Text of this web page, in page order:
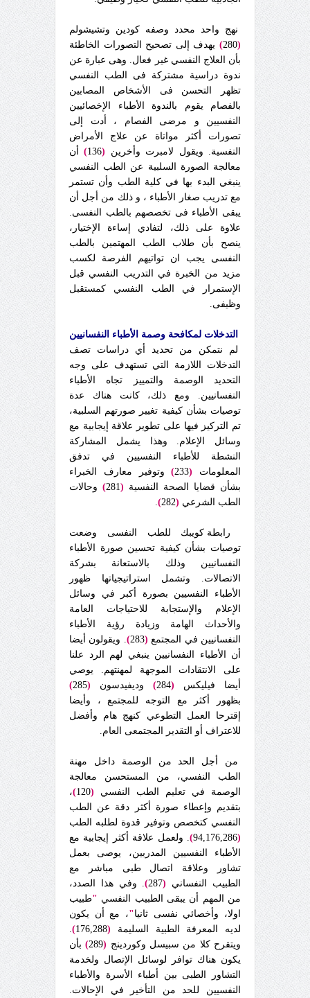
نهج واحد محدد وصفه كودين وتشيشولم
(
280
) يهدف إلى تصحيح التصورات الخاطئة
بأن العلاج النفسي غير فعال. وهى عبارة عن
ندوة دراسية مشتركة فى الطب النفسي
تظهر التحسن فى الأشخاص المصابين
بالفصام يقوم بالندوة الأطباء الإخصائيين
النفسيين و مرضى الفصام ، أدت إلى
تصورات أكثر مواتاة عن علاج الأمراض
النفسية. ويقول لامبرت وأخرين (
136
)
أن
معالجة الصورة السلبية عن الطب النفسي
ينبغي البدء بها في كلية الطب وأن تستمر
مع تدريب صغار الأطباء ، و ذلك من أجل أن
يبقى الأطباء فى تخصصهم بالطب النفسى.
علاوة على ذلك، لتفادي إساءة الإختيار،
ينصح بأن طلاب الطب المهتمين بالطب
النفسى يجب ان تواتيهم الفرصة لكسب
مزيد من الخبرة في التدريب النفسي قبل
الإستمرار في الطب النفسي كمستقبل
وظيفى.
التدخلات لمكافحة وصمة الأطباء النفسانيين
لم نتمكن من تحديد أي دراسات تصف
التدخلات اللازمة التي تستهدف على وجه
التحديد الوصمة والتمييز تجاه الأطباء
النفسانيين. ومع ذلك، كانت هناك عدة
توصيات بشأن كيفية تغيير صورتهم السلبية،
تم التركيز فيها على تطوير علاقة إيجابية مع
وسائل الإعلام. وهذا يشمل المشاركة
النشطة للأطباء النفسيين في تدفق
المعلومات (
233
)وتوفير معارف الخبراء
بشأن قضايا الصحة النفسية (
281
) وحالات
الطب الشرعي (
282
)
رابطة كويبك للطب النفسى وضعت
توصيات بشأن كيفية تحسين صورة الأطباء
النفسانيين وذلك بالاستعانة بشركة
الاتصالات. وتشمل استراتيجياتها ظهور
الأطباء النفسيين بصورة أكبر في وسائل
الإعلام والإستجابة للاحتياجات العامة
والأحداث الهامة وزيادة رؤية الأطباء
النفسانيين في المجتمع (
283
) . ويقولون أيضا
أن الأطباء النفسانيين ينبغي لهم الرد علنا
على الانتقادات الموجهة لمهنتهم. يوصي
أيضا فيليكس (
284
) وديفيدسون (
285
)
بظهور أكثر مع التوجه للمجتمع ، وأيضا
إقترحا العمل التطوعي كنهج هام وأفضل
للاعتراف أو التقدير المجتمعى العام.
من أجل الحد من الوصمة داخل مهنة
الطب النفسي، من المستحسن معالجة
الوصمة في تعليم الطب النفسي (
120
)،
بتقديم وإعطاء صورة أكثر دقة عن الطب
النفسي كتخصص وتوفير قدوة لطلبه الطب
(
94,176,286
) . ولعمل علاقة أكثر إيجابية مع
الأطباء النفسيين المدربين، يوصى بعمل
تشاور وعلاقة اتصال طبى مباشر مع
الطبيب النفساني (
287
). وفي هذا الصدد،
من المهم أن يبقى الطبيب النفسي "طبيب
اولا، وأخصائي نفسى ثانيا"، مع أن يكون
لديه المعرفة الطبية السليمة (
176,288
)
ويتقرح كلا من سبيسل وكوردينج (
289
)بأن
يكون هناك توافر لوسائل الإتصال ولخدمة
التشاور الطبى بين أطباء الأسرة والأطباء
النفسيين للحد من التأخير في الإحالات.